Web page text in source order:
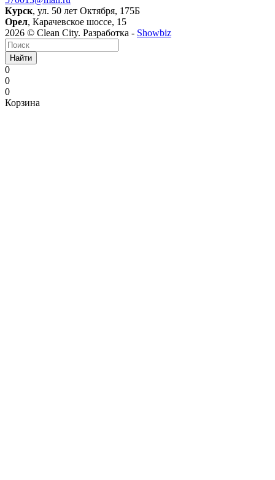
Курск, ул. 50 лет Октября, 175Б
Орел, Карачевское шоссе, 15
2026 © Clean City. Разработка - Showbiz
Найти
0
0
0
Корзина